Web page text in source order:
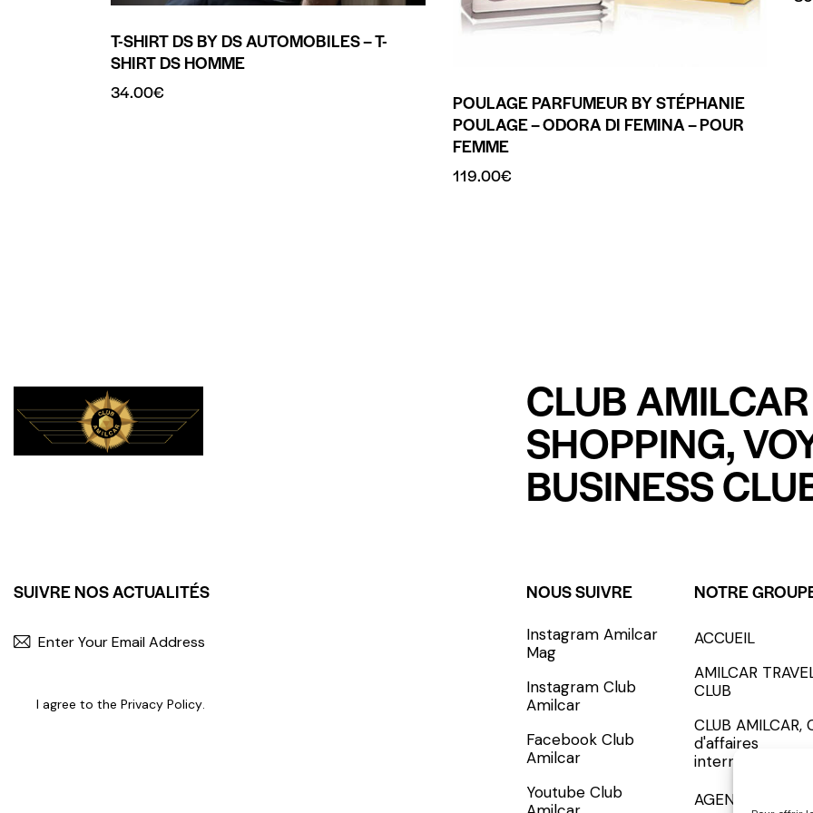
T-SHIRT DS BY DS AUTOMOBILES – T-
SHIRT DS HOMME
34.00€
POULAGE PARFUMEUR BY STÉPHANIE
POULAGE – ODORA DI FEMINA – POUR
FEMME
119.00€
CLUB
SHOPPING,
BUSINESS
SUIVRE NOS ACTUALITÉS
S'INCRIRE - SUBSCRIBE
I agree to the Privacy Policy.
NOUS SUIVRE
Instagram Amilcar
Mag
Instagram Club
Amilcar
Facebook Club
Amilcar
Youtube Club
NOTRE
ACCUEIL
AMILCAR
CLUB
CLUB AMILCAR,
d'affaires
international
AGENCE